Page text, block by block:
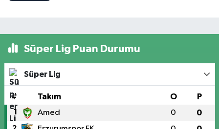
Süper Lig Puan Durumu
Süper Lig
# Takım O P
1 Amed 0 0